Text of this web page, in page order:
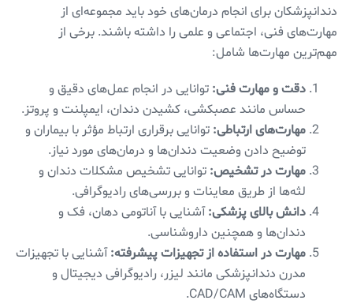
دندانپزشکان برای انجام درمان‌های خود باید مجموعه‌ای از
مهارت‌های فنی، اجتماعی و علمی را داشته باشند. برخی از
مهم‌ترین مهارت‌ها شامل:
دقت و مهارت فنی: توانایی در انجام عمل‌های دقیق و
حساس مانند عصبکشی، کشیدن دندان، ایمپلنت و پروتز.
مهارت‌های ارتباطی: توانایی برقراری ارتباط مؤثر با بیماران و
توضیح دادن وضعیت دندان‌ها و درمان‌های مورد نیاز.
مهارت در تشخیص: توانایی تشخیص مشکلات دندان و
لثه‌ها از طریق معاینات و بررسی‌های رادیوگرافی.
دانش بالای پزشکی:آشنایی با آناتومی دهان، فک و
دندان‌ها و همچنین داروشناسی.
مهارت در استفاده از تجهیزات پیشرفته:آشنایی با تجهیزات
مدرن دندانپزشکی مانند لیزر، رادیوگرافی دیجیتال و
دستگاه‌های CAD/CAM.